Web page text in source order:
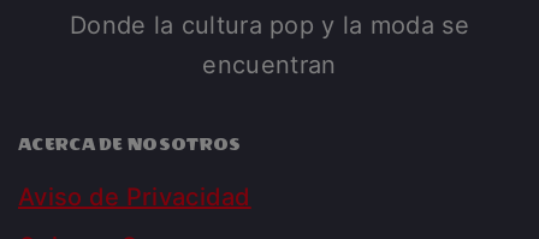
Donde la cultura pop y la moda se
encuentran
ACERCA DE NOSOTROS
Aviso de Privacidad